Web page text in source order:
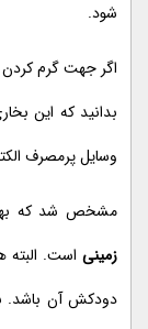
شود.
اگر جهت گرم
بدانید که این
وسایل پرمصرف
مشخص شد که
زمینی است. البته
دودکش آن باشد.